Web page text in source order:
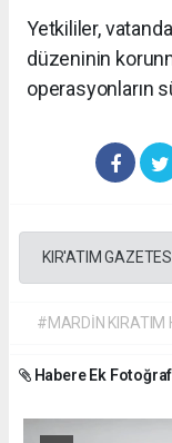
Yetkililer,
düzeninin
operasyonların
KIR'ATIM
#MARDİN KIRATIM
Habere Ek